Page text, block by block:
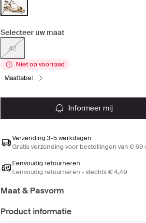
Selecteer uw maat
42
Niet op voorraad
maattabel
informeer mij
Verzending 3-5 werkdagen
Gratis verzending voor bestellingen van € 69
Eenvoudig retourneren
Eenvoudig retourneren - slechts € 4,49
Maat & Pasvorm
Product informatie